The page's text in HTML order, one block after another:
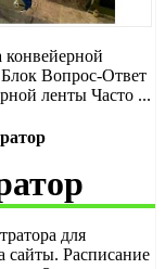
Вопрос-Ответ
ленты Часто ...
для
сайты. Расписание